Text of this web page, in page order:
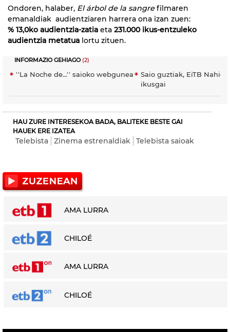
Ondoren, halaber, El árbol de la sangrefilmaren
emanaldiak audientziaren harrera ona izan zuen:
% 13,0ko audientzia-zatia eta 231.000 ikus-entzuleko
audientzia metatua lortu zituen.
INFORMAZIO GEHIAGO(2)
''La Noche de...'' saioko webgunea
Saio guztiak, EiTB
ikusgai
HAU ZURE INTERESEKOA BADA, BALITEKE BESTE GAI
HAUEK ERE IZATEA
Telebista Zinema estrenaldiak Telebista saioak
AMA LURRA
CHILOÉ
AMA LURRA
CHILOÉ